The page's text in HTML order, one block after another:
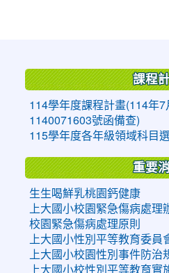
課程
114學年度課程計畫(114年
1140071603號函備查)
115學年度各年級領域科目
重要
生生喝鮮乳桃園鈣健康
上大國小校園緊急傷病處理
校園緊急傷病處理原則
上大國小性別平等教育委員
上大國小校園性別事件防治
上大國小校性別平等教育實